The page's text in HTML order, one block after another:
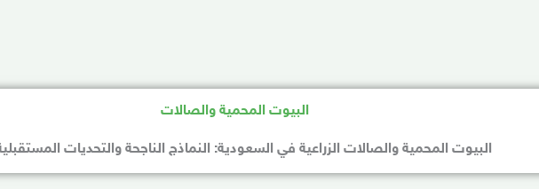
البيوت المحمية والصالات الزراعية في السعودية: النماذج الناجحة والتحديات